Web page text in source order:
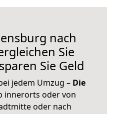
nach
Sie
Sie Geld
jedem Umzug – Die
innerorts oder von
oder nach